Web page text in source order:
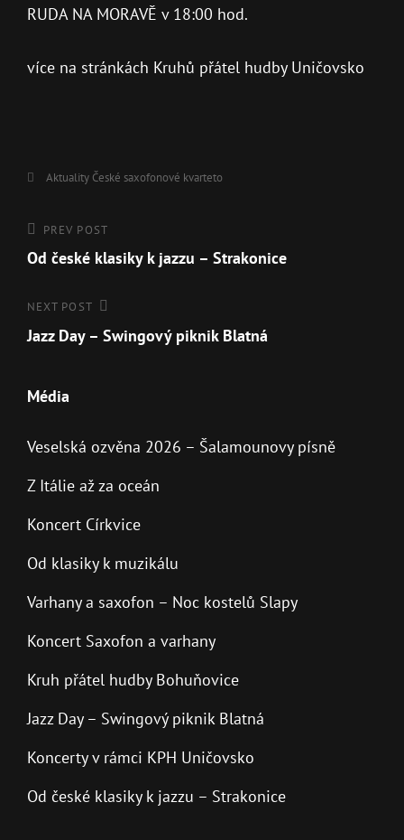
RUDA NA MORAVĚ v 18:00 hod.
více na stránkách Kruhů přátel hudby Uničovsko
Aktuality České saxofonové kvarteto
PREV POST
Od české klasiky k jazzu – Strakonice
NEXT POST
Jazz Day – Swingový piknik Blatná
Média
Veselská ozvěna 2026 – Šalamounovy písně
Z Itálie až za oceán
Koncert Církvice
Od klasiky k muzikálu
Varhany a saxofon – Noc kostelů Slapy
Koncert Saxofon a varhany
Kruh přátel hudby Bohuňovice
Jazz Day – Swingový piknik Blatná
Koncerty v rámci KPH Uničovsko
Od české klasiky k jazzu – Strakonice